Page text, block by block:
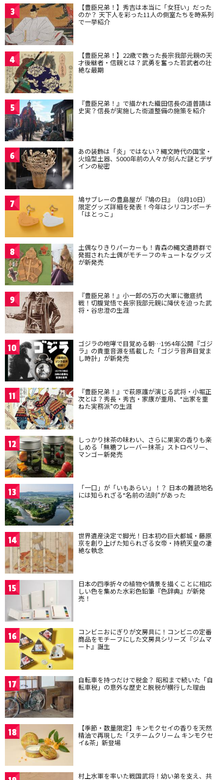
3 【豊臣兄弟！】秀吉は本当に「女狂い」だった
のか？ 天下人を彩った11人の側室たちを時系列
で一挙紹介
4 【豊臣兄弟！】22歳で散った長宗我部元親の天
才後継者・信親とは？武勇を奮った若武者の壮
絶な最期
5 『豊臣兄弟！』で描かれた織田信長の道普請は
史実？信長が実施した街道整備の施策を紹介
6 あの装飾は「炎」ではない？縄文時代の国宝・
火焔型土器、5000年前の人々が刻んだ謎とデザ
インの秘密
7 鳩サブレーの豊島屋が『鳩の日』（8月10日）
限定グッズ詳細を発表！今年はシリコンポーチ
「はとっこ」
8 土偶なりきりパーカーも！青森の縄文遺跡群で
発掘された土偶がモチーフのキュートなグッズ
が新発売
9 『豊臣兄弟！』小一郎の5万の大軍に徹底抗
戦！切腹覚悟で長宗我部元親に降伏を迫った武
将・谷忠澄の生涯
10 ゴジラの咆哮で目覚める朝…1954年公開『ゴジ
ラ』の貴重音源を搭載した「ゴジラ音声目覚ま
し時計」が新発売
11 『豊臣兄弟！』で萩原護が演じる武将・小堀正
次とは？秀長・秀吉・家康が重用、“出家を重
ねた実務派”の生涯
12 しっかり抹茶の味わい、さらに果実の香りも楽
しめる「無糖フレーバー抹茶」ストロベリー、
マンゴー新発売
13 「一口」が「いもあらい」！？ 日本の難読地名
には知られざる“名前の法則”があった
14 世界遺産決定で脚光！日本初の巨大都城・藤原
京を創り上げた知られざる女帝・持統天皇の凄
絶な執念
15 日本の四季折々の植物や情景を描くことに相応
しい色を集めた水彩色鉛筆『色辞典』が新発
売！
16 コンビニおにぎりが文房具に！コンビニの定番
商品をモチーフにした文房具シリーズ『ジムマ
ート』誕生
17 自転車を持つだけで税金？ 昭和まで続いた「自
転車税」の意外な歴史と脱税が横行した理由
18 【季節・数量限定】キンモクセイの香りを天然
精油で再現した「スチームクリーム キンモクセ
イ&茶」新登場
村上水軍を率いた戦国武将！幼い弟を支え、共